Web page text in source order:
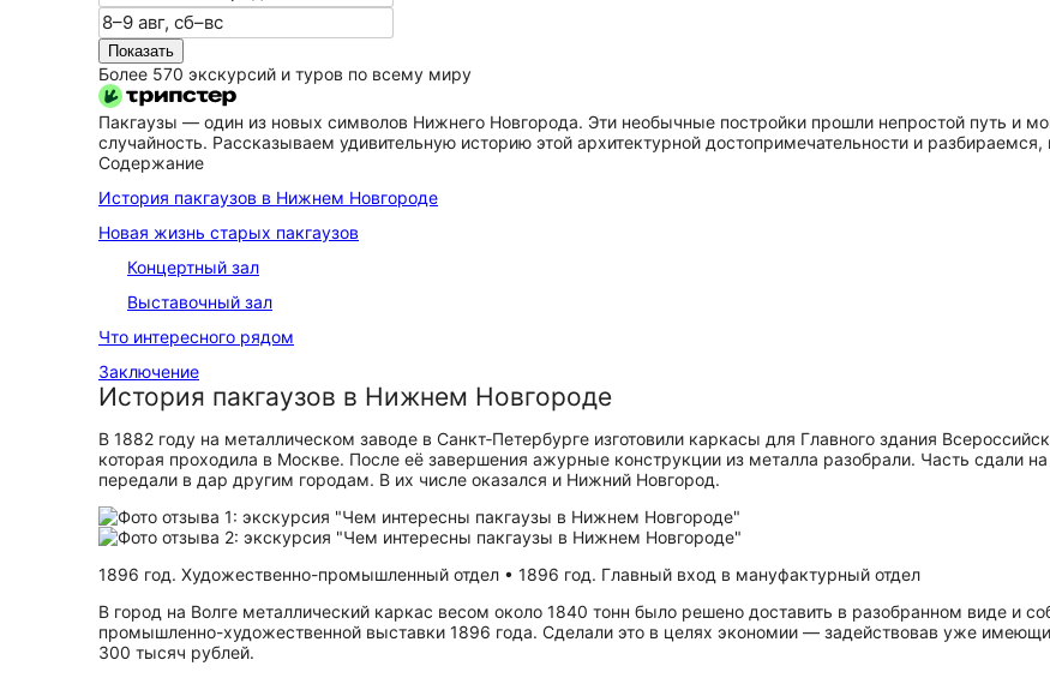
Показать
Более 570 экскурсий и туров по всему миру
Пакгаузы — один из новых символов Нижнего Новгорода. Эти необычные постройки прошли непростой путь и
случайность. Рассказываем удивительную историю этой архитектурной достопримечательности и
Содержание
История пакгаузов в Нижнем Новгороде
Новая жизнь старых пакгаузов
Концертный зал
Выставочный зал
Что интересного рядом
Заключение
История пакгаузов в Нижнем Новгороде
В 1882 году на металлическом заводе в Санкт‑Петербурге изготовили каркасы для Главного здания
которая проходила в Москве. После её завершения ажурные конструкции из металла разобрали. Часть сдали
передали в дар другим городам. В их числе оказался и Нижний Новгород.
1896 год. Художественно-промышленный отдел • 1896 год. Главный вход в мануфактурный отдел
В город на Волге металлический каркас весом около 1840 тонн было решено доставить в разобранном виде и
промышленно-художественной выставки 1896 года. Сделали это в целях экономии — задействовав уже
300 тысяч рублей.